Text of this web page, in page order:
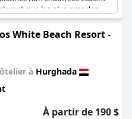
que les plus grandes
Néanmoins, ceux qui
ont été impressionnés et en
comme "géniale".
de piscines chauffées,
avait trop de monde, en
qui était toujours bondée
chauffée a été très
se baigner confortablement
White Beach Resort -
à Hurghada
À partir de 190 $